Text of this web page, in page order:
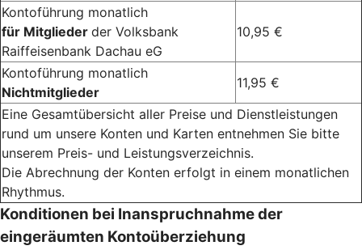
Kontoführung monatlich
für Mitglieder der Volksbank
Raiffeisenbank Dachau eG
10,95 €
Kontoführung monatlich
Nichtmitglieder
11,95 €
Eine Gesamtübersicht aller Preise und Dienstleistungen
rund um unsere Konten und Karten entnehmen Sie bitte
unserem Preis- und Leistungsverzeichnis.
Die Abrechnung der Konten erfolgt in einem monatlichen
Rhythmus.
Konditionen bei Inanspruchnahme der
eingeräumten Kontoüberziehung